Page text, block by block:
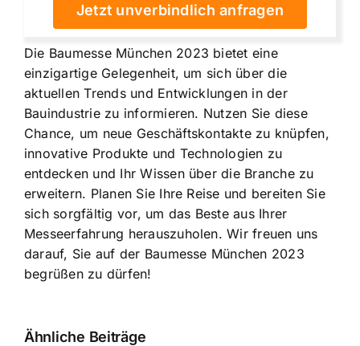
Jetzt unverbindlich anfragen
Die Baumesse München 2023 bietet eine
einzigartige Gelegenheit, um sich über die
aktuellen Trends und Entwicklungen in der
Bauindustrie zu informieren. Nutzen Sie diese
Chance, um neue Geschäftskontakte zu knüpfen,
innovative Produkte und Technologien zu
entdecken und Ihr Wissen über die Branche zu
erweitern. Planen Sie Ihre Reise und bereiten Sie
sich sorgfältig vor, um das Beste aus Ihrer
Messeerfahrung herauszuholen. Wir freuen uns
darauf, Sie auf der Baumesse München 2023
begrüßen zu dürfen!
Ähnliche Beiträge